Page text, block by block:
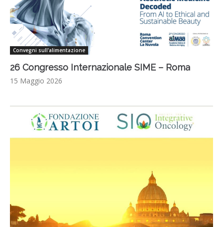
Convegni sull'alimentazione
26 Congresso Internazionale SIME – Roma
15 Maggio 2026